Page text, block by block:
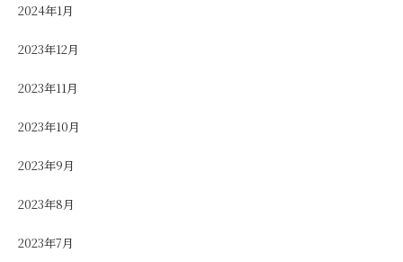
2024年1月
2023年12月
2023年11月
2023年10月
2023年9月
2023年8月
2023年7月